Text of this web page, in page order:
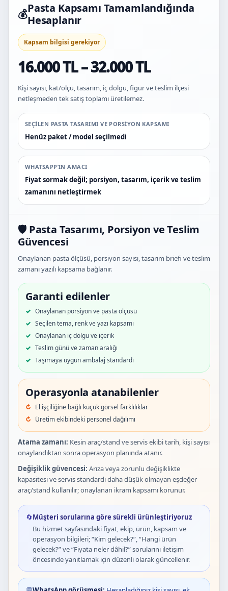
💰Pasta Kapsamı Tamamlandığında
Hesaplanır
Kapsam bilgisi gerekiyor
16.000 TL – 32.000 TL
Kişi sayısı, kat/ölçü, tasarım, iç dolgu, figür ve teslim ilçesi
netleşmeden tek satış toplamı üretilemez.
SEÇILEN PASTA TASARIMI VE PORSIYON KAPSAMI
Henüz paket / model seçilmedi
WHATSAPP’IN AMACI
Fiyat sormak değil; porsiyon, tasarım, içerik ve teslim
zamanını netleştirmek
🛡️ Pasta Tasarımı, Porsiyon ve Teslim
Güvencesi
Onaylanan pasta ölçüsü, porsiyon sayısı, tasarım briefi ve teslim
zamanı yazılı kapsama bağlanır.
Garanti edilenler
Onaylanan porsiyon ve pasta ölçüsü
Seçilen tema, renk ve yazı kapsamı
Onaylanan iç dolgu ve içerik
Teslim günü ve zaman aralığı
Taşımaya uygun ambalaj standardı
Operasyonla atanabilenler
El işçiliğine bağlı küçük görsel farklılıklar
Üretim ekibindeki personel dağılımı
Atama zamanı: Kesin araç/stand ve servis ekibi tarih, kişi sayısı
onaylandıktan sonra operasyon planında atanır.
Değişiklik güvencesi: Arıza veya zorunlu değişiklikte
kapasitesi ve servis standardı daha düşük olmayan eşdeğer
araç/stand kullanılır; onaylanan ikram kapsamı korunur.
🔄Müşteri sorularına göre sürekli ürünleştiriyoruz
Bu hizmet sayfasındaki fiyat, ekip, ürün, kapsam ve
operasyon bilgileri; “Kim gelecek?”, “Hangi ürün
gelecek?” ve “Fiyata neler dâhil?” sorularını iletişim
öncesinde yanıtlamak için düzenli olarak güncellenir.